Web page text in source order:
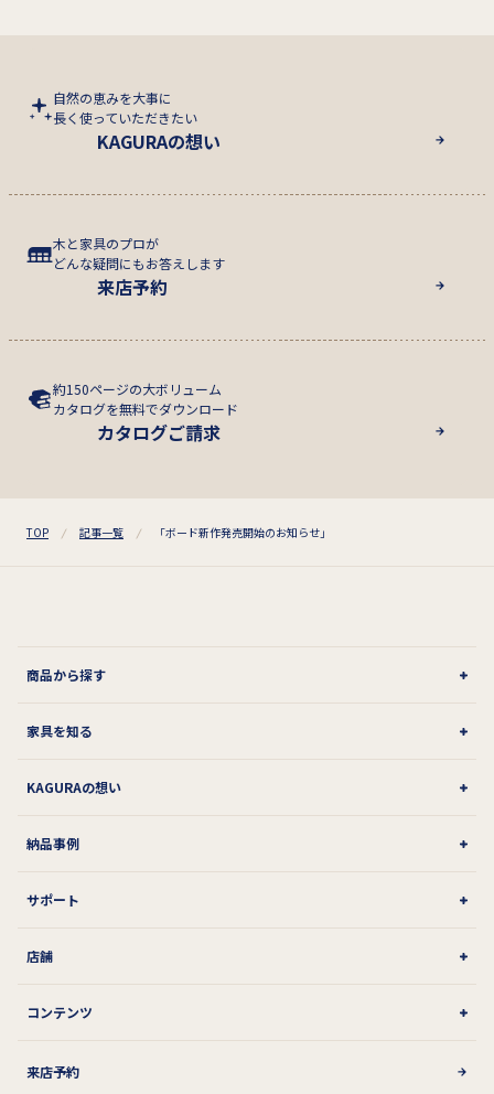
自然の恵みを大事に
長く使っていただきたい
KAGURAの想い
木と家具のプロが
どんな疑問にもお答えします
来店予約
約150ページの大ボリューム
カタログを無料でダウンロード
カタログご請求
TOP 記事一覧 「ボード新作発売開始のお知らせ」
商品から探す
家具を知る
KAGURAの想い
納品事例
サポート
店舗
コンテンツ
来店予約